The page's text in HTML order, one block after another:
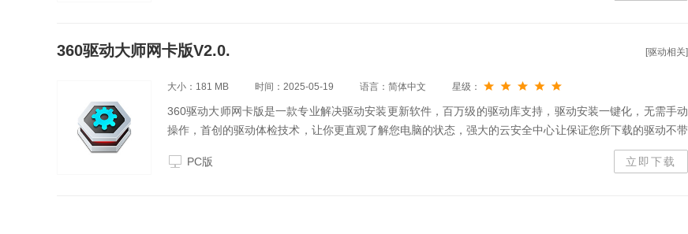
[驱动相关]
360驱动大师网卡版V2.0.
大小：181 MB 时间：2025-05-19 语言：简体中文 星级：
360驱动大师网卡版是一款专业解决驱动安装更新软件，百万级的驱动库支持，驱动安装一键化，无需手动
操作，首创的驱动体检技术，让你更直观了解您电脑的状态，强大的云安全中心让保证您所下载的驱动不带
PC版
立即下载